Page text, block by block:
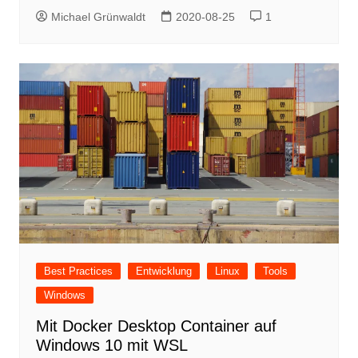
Michael Grünwaldt 2020-08-25 1
Best Practices Entwicklung Linux
Tools
Windows
Mit Docker Desktop Container auf
Windows 10 mit WSL